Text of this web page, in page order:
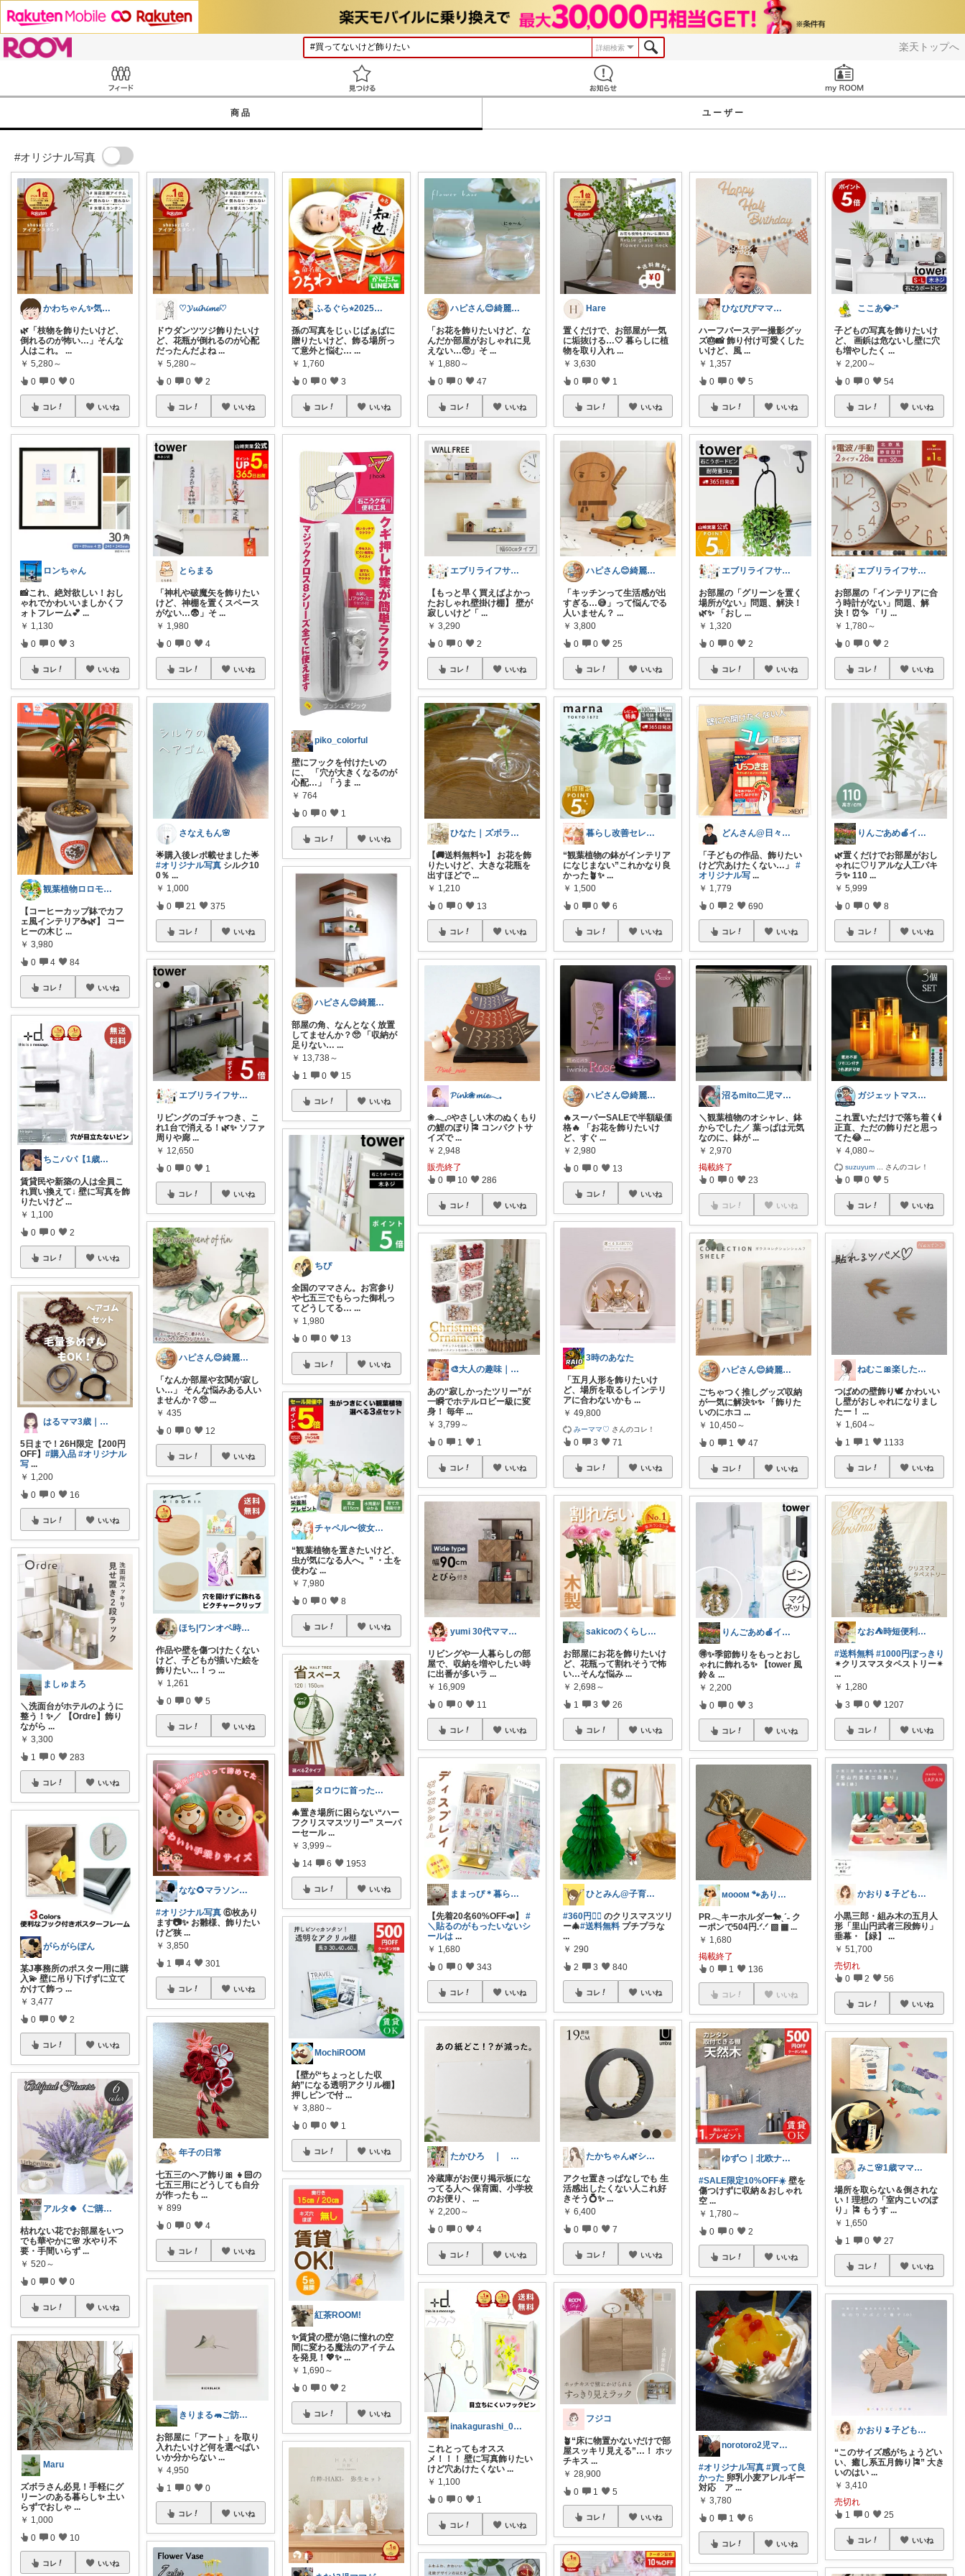
楽天トップへ
詳細検索
商品 ユーザー
#オリジナル写真
かわちゃん✨気に入ったモノだけを紹介
🌿「枝物を飾りたいけど、
倒れるのが怖い…」そんな
人はこれ。 ...
￥ 5,280～
0 0 0
コレ いいね
ロンちゃん
📸これ、絶対欲しい！おし
ゃれでかわいいましかくフ
ォトフレーム💕 ...
￥ 1,130
0 0 3
コレ いいね
観葉植物ロロモ🌿おしゃれ部屋
【コーヒーカップ鉢でカフ
ェ風インテリア☕🌿】 コー
ヒーの木じ ...
￥ 3,980
0 4 84
コレ いいね
ちこパパ【1歳児パパの便利×ベビー】
賃貸民や新築の人は全員こ
れ買い換えて↓ 壁に写真を飾
りたいけど ...
￥ 1,100
0 0 2
コレ いいね
はるママ3歳｜手抜きを極めたい主婦
5日まで！26H限定【200円
OFF】 #購入品 #オリジナル
写 ...
￥ 1,200
0 0 16
コレ いいね
ましゅまろ
​＼洗面台がホテルのように
整う！✨／ 【Ordre】飾り
ながら ...
￥ 3,300
1 0 283
コレ いいね
がらがらぽん
某J事務所のポスター用に購
入💫 壁に吊り下げずに立て
かけて飾っ ...
￥ 3,477
0 0 2
コレ いいね
アルタ🍀《ご購入★感謝致します🌟》
枯れない花でお部屋をいつ
でも華やかに🌸 水やり不
要・手間いらず ...
￥ 520～
0 0 0
コレ いいね
Maru
ズボラさん必見！手軽にグ
リーンのある暮らし✨ 土い
らずでおしゃ ...
￥ 1,000
0 0 10
コレ いいね
♡𝓨𝓾𝓲𝓱𝓲𝓶𝓮♡
ドウダンツツジ飾りたいけ
ど、花瓶が倒れるのが心配
だったんだよね ...
￥ 5,280～
0 0 2
コレ いいね
とらまる
「神札や破魔矢を飾りたい
けど、神棚を置くスペース
がない…😨」そ ...
￥ 1,980
0 0 4
コレ いいね
さなえもん🌸
🌟購入後レポ載せました🌟
#オリジナル写真 シルク10
0％...
￥ 1,000
0 21 375
コレ いいね
エブリライフサポート✨便利にスマートに
リビングのゴチャつき、こ
れ1台で消える！🌿✨ ソファ
周りや廊 ...
￥ 12,650
0 0 1
コレ いいね
ハピさん😊綺麗な空間作り✨経由購入感謝
「なんか部屋や玄関が寂し
い…」 そんな悩みある人い
ませんか？🥺 ...
￥ 435
0 0 12
コレ いいね
ほち|ワンオペ時短ワーママ
作品や壁を傷つけたくない
けど、子どもが描いた絵を
飾りたい…！っ ...
￥ 1,261
0 0 5
コレ いいね
なな🌻マラソンまとめコレ作成中✨️
#オリジナル写真 ⑥枚あり
ます📷️✨️ お雛様、飾りたい
けど狭 ...
￥ 3,850
1 4 301
コレ いいね
年子の日常
七五三のヘア飾り🎀 👧🏻の
七五三用にどうしても自分
が作ったも ...
￥ 899
0 0 4
コレ いいね
きりまる🦛ご訪問.ご購入感謝です😄✨
お部屋に「アート」を取り
入れたいけど何を選べばい
いか分からない ...
￥ 4,950
1 0 0
コレ いいね
ふるぐら⭐︎2025年生まれベビーママ
孫の写真をじぃじばぁばに
贈りたいけど、飾る場所っ
て意外と悩む… ...
￥ 1,760
0 0 3
コレ いいね
piko_colorful
壁にフックを付けたいの
に、 「穴が大きくなるのが
心配…」「うま ...
￥ 764
0 0 1
コレ いいね
ハピさん😊綺麗な空間作り✨経由購入感謝
部屋の角、なんとなく放置
してませんか？🥺 「収納が
足りない… ...
￥ 13,738～
1 0 15
コレ いいね
ちぴ
全国のママさん。お宮参り
や七五三でもらった御札っ
てどうしてる… ...
￥ 1,980
0 0 13
コレ いいね
チャペル〜彼女と僕のかわいいモノ探し〜
“観葉植物を置きたいけど、
虫が気になる人へ。” ・土を
使わな ...
￥ 7,980
0 0 8
コレ いいね
タロウに首ったけ🌞朝コレ
🎄置き場所に困らない“ハー
フクリスマスツリー” スーパ
ーセール ...
￥ 3,999～
14 6 1953
コレ いいね
MochiROOM
【壁が“ちょっとした収
納”になる透明アクリル棚】
押しピンで付 ...
￥ 3,880～
0 0 1
コレ いいね
紅茶ROOM!
✨賃貸の壁が急に憧れの空
間に変わる魔法のアイテム
を発見！💖✨...
￥ 1,690～
0 0 2
コレ いいね
ハピさん😊綺麗な空間作り✨経由購入感謝
「お花を飾りたいけど、な
んだか部屋がおしゃれに見
えない…🥺」そ ...
￥ 1,880～
0 0 47
コレ いいね
エブリライフサポート✨便利にスマートに
【もっと早く買えばよかっ
たおしゃれ壁掛け棚】 壁が
寂しいけど「 ...
￥ 3,290
0 0 2
コレ いいね
ひなた｜ズボラでも整う部屋
【🚚送料無料✨】 お花を飾
りたいけど、大きな花瓶を
出すほどで ...
￥ 1,210
0 0 13
コレ いいね
𝓟𝓲𝓷𝓴❀𝓶𝓲𝓮𓂃𓈒
❀𓂃𓈒𓏸やさしい木のぬくもり
の鯉のぼり🎏 コンパクトサ
イズで ...
￥ 2,948
販売終了
0 10 286
コレ いいね
🎨大人の趣味｜ホビー
あの“寂しかったツリー”が
一瞬でホテルロビー級に変
身！ 毎年 ...
￥ 3,799～
0 1 1
コレ いいね
yumi 30代ママが損しない買い物
リビングや一人暮らしの部
屋で、収納を増やしたい時
に出番が多いラ ...
￥ 16,909
0 0 11
コレ いいね
ままっぴ＊暮らし改善ROOM🍳🧺
【先着20名60%OFF📣】#
＼貼るのがもったいないシ
ールは ...
￥ 1,680
0 0 343
コレ いいね
たかひろ ｜ ズボラパパのおすすめグッズ
冷蔵庫がお便り掲示板にな
ってる人へ 保育園、小学校
のお便り、
...
￥ 2,200～
0 0 4
コレ いいね
inakagurashi_0712
これとってもオスス
メ！！！ 壁に写真飾りたい
けど穴あけたくない ...
￥ 1,100
0 0 1
コレ いいね
Hare
置くだけで、お部屋が一気
に垢抜ける…🤍 暮らしに植
物を取り入れ ...
￥ 3,630
0 0 1
コレ いいね
ハピさん😊綺麗な空間作り✨経由購入感謝
「キッチンって生活感が出
すぎる…😅」って悩んでる
人いません？...
￥ 3,800
0 0 25
コレ いいね
暮らし改善セレクト ケイ
“観葉植物の鉢がインテリア
になじまない”これかなり良
かった🪴✨ ...
￥ 1,500
0 0 6
コレ いいね
ハピさん😊綺麗な空間作り✨経由購入感謝
🔥スーパーSALEで半額級価
格🔥 「お花を飾りたいけ
ど、すぐ ...
￥ 2,980
0 0 13
コレ いいね
3時のあなた
「五月人形を飾りたいけ
ど、場所を取るしインテリ
アに合わないかも ...
￥ 49,800
みーママ♡ さんのコレ！
0 3 71
コレ いいね
sakicoのくらしを整えるROOM
お部屋にお花を飾りたいけ
ど、花瓶って割れそうで怖
い…そんな悩み ...
￥ 2,698～
1 3 26
コレ いいね
ひとみん@子育てと可愛いもの好き⚮̈
#360円❤️‍🔥 のクリスマスツリ
ー🎄#送料無料 プチプラな
...
￥ 290
2 3 840
コレ いいね
たかちゃん🌿シンプルで心地よい暮らし
アクセ置きっぱなしでも 生
活感出したくない人これ好
きそう💍✨...
￥ 6,400
0 0 7
コレ いいね
フジコ
🪴“床に物置かないだけで部
屋スッキリ見える”…！ ホッ
チキス ...
￥ 28,900
0 1 5
コレ いいね
ひなぴぴママ👶🏻楽して家事・育児
ハーフバースデー撮影グッ
ズ🎂📸 飾り付け可愛くした
いけど、風 ...
￥ 1,357
0 0 5
コレ いいね
エブリライフサポート✨便利にスマートに
お部屋の「グリーンを置く
場所がない」問題、解決！
🌿✨ 「おし ...
￥ 1,320
0 0 2
コレ いいね
どんさん@日々の生活に彩りを
「子どもの作品、飾りたい
けど穴あけたくない…」#
オリジナル写 ...
￥ 1,779
0 2 690
コレ いいね
沼るmito二児ママroom♡オリ写も♫
＼観葉植物のオシャレ、鉢
からでした／ 葉っぱは元気
なのに、鉢が ...
￥ 2,970
掲載終了
0 0 23
コレ いいね
ハピさん😊綺麗な空間作り✨経由購入感謝
ごちゃつく推しグッズ収納
が一気に解決✨✨ 「飾りた
いのにホコ ...
￥ 10,450～
0 1 47
コレ いいね
りんごあめ🍎インテリア雑貨🫧🌿
🉐✨季節飾りをもっとおし
ゃれに飾れる✨ 【tower 風
鈴＆ ...
￥ 2,200
0 0 3
コレ いいね
ᴍᴏᴏᴏᴍ 🐾ありがとうございます🐹
PR𓂃キーホルダー🐎ˎˊ˗ ク
ーポンで504円.ᐟ.ᐟ ▧ ▦ ...
￥ 1,680
掲載終了
0 1 136
コレ いいね
ゆず🍊｜北欧ナチュラルインテリア
#SALE限定10%OFF☀️ 壁を
傷つけずに収納＆おしゃれ
空 ...
￥ 1,780～
0 0 2
コレ いいね
norotoro2児ママ7/28経由感謝
#オリジナル写真 #買って良
かった 卵乳小麦アレルギー
対応 ア ...
￥ 3,780
0 1 6
コレ いいね
ここあ💎ᵕ̈*
子どもの写真を飾りたいけ
ど、 画鋲は危ないし壁に穴
も増やしたく ...
￥ 2,200～
0 0 54
コレ いいね
エブリライフサポート✨便利にスマートに
お部屋の「インテリアに合
う時計がない」問題、解
決！⏰✨ 「リ ...
￥ 1,780～
0 0 2
コレ いいね
りんごあめ🍎インテリア雑貨🫧🌿
🌿置くだけでお部屋がおし
ゃれに♡リアルな人工パキ
ラ✨ 110 ...
￥ 5,999
0 0 8
コレ いいね
ガジェットマスターたかし
これ置いただけで落ち着く🕯️
正直、ただの飾りだと思っ
てた😂 ...
￥ 4,080～
suzuyum さんのコレ！
0 0 5
コレ いいね
ねむこ🎀楽したいママの購入品ほぼオリ写
つばめの壁飾り🕊️ かわいい
し壁がおしゃれになりまし
たー！...
￥ 1,604～
1 1 1133
コレ いいね
なお⛺️時短便利グッズ好き♡オリ写多め♪
#送料無料 #1000円ぽっきり
✴︎クリスマスタペストリー✴
...
￥ 1,280
3 0 1207
コレ いいね
かおり🌷子ども＊遊び＊植物＊暮らし
小黒三郎・組み木の五月人
形「里山円武者三段飾り」
垂幕・【緑】...
￥ 51,700
売切れ
0 2 56
コレ いいね
みこ🌸1歳ママのリアル愛用品
場所を取らない＆倒されな
い！理想の「室内こいのぼ
り」🎏 もうす ...
￥ 1,650
1 0 27
コレ いいね
かおり🌷子ども＊遊び＊植物＊暮らし
“このサイズ感がちょうどい
い、癒し系五月飾り🎏” 大き
いのはい ...
￥ 3,410
売切れ
1 0 25
コレ いいね